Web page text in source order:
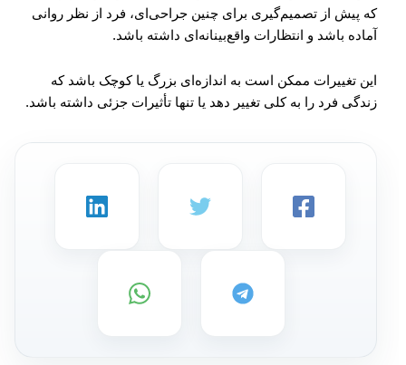
که پیش از تصمیم‌گیری برای چنین جراحی‌ای، فرد از نظر روانی
آماده باشد و انتظارات واقع‌بینانه‌ای داشته باشد.
این تغییرات ممکن است به اندازه‌ای بزرگ یا کوچک باشد که
زندگی فرد را به کلی تغییر دهد یا تنها تأثیرات جزئی داشته باشد.